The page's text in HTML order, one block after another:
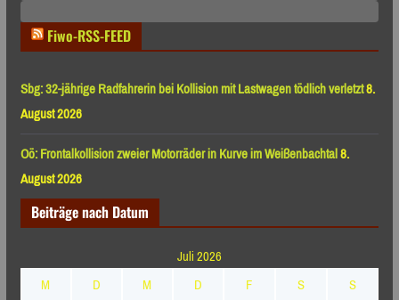
Fiwo-RSS-FEED
Sbg: 32-jährige Radfahrerin bei Kollision mit Lastwagen tödlich verletzt8.
August 2026
Oö: Frontalkollision zweier Motorräder in Kurve im Weißenbachtal8.
August 2026
Beiträge nach Datum
Juli 2026
M
D M D F S
S